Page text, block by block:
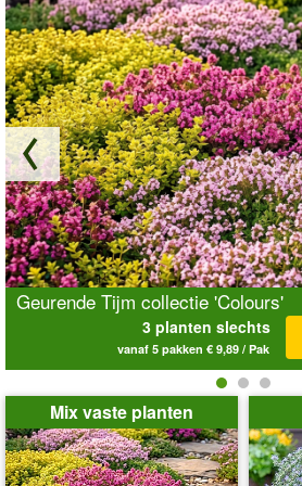
Geurende Tijm collectie 'Colours'
3 planten slechts
vanaf 5 pakken € 9,89 / Pak
Mix vaste planten